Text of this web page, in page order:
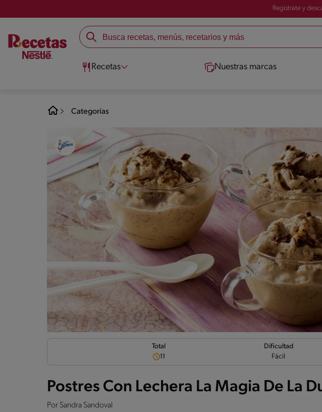
Registrate y
Recetas Nuestras marcas
Categorías
Total
11
Dificultad
Fácil
Postres Con Lechera La Magia De La
Por Sandra Sandoval